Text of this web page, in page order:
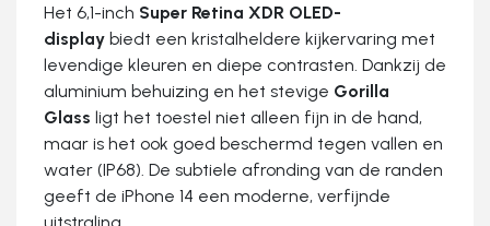
Het 6,1-inch Super Retina XDR OLED-
display biedt een kristalheldere kijkervaring met
levendige kleuren en diepe contrasten. Dankzij de
aluminium behuizing en het stevige Gorilla
Glass ligt het toestel niet alleen fijn in de hand,
maar is het ook goed beschermd tegen vallen en
water (IP68). De subtiele afronding van de randen
geeft de iPhone 14 een moderne, verfijnde